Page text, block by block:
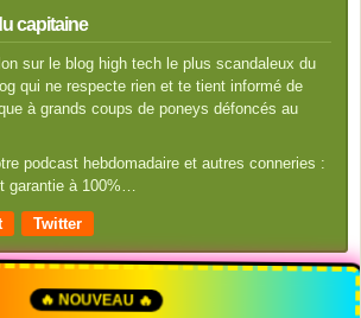
capitaine
sur le blog high tech le plus scandaleux du
qui ne respecte rien et te tient informé de
à grands coups de poneys défoncés au
podcast hebdomadaire et autres conneries :
garantie à 100%…
Twitter
🔥 NOUVEAU 🔥